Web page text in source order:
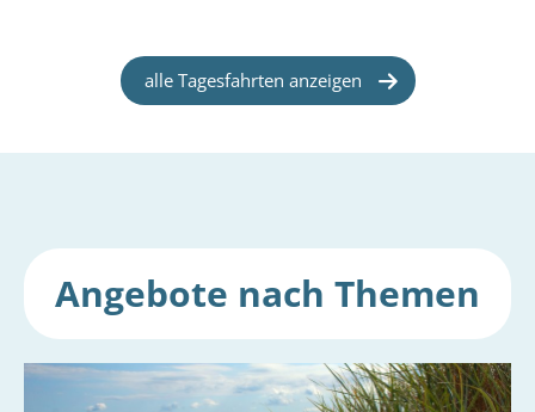
alle Tagesfahrten anzeigen
Angebote nach Themen